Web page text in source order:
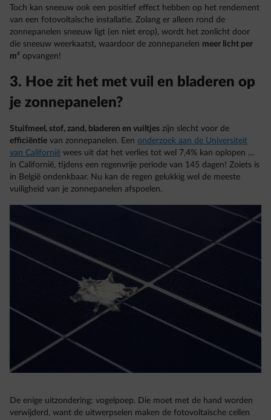
Toch kan sneeuw ook een positief effect hebben op het rendement
van een fotovoltaïsche installatie. Zolang er alleen rond de
zonnepanelen sneeuw ligt (en niet erop), wordt het zonlicht door
die sneeuw weerkaatst, waardoor de zonnepanelen meer licht per
m² opvangen!
3. Hoe zit het met vuil en bladeren op
je zonnepanelen?
Stuifmeel, stof, zand, bladeren en vuiltjes zijn slecht voor de
efficiëntie van zonnepanelen. Een onderzoek aan de Universiteit
van Californië wees uit dat het verlies tot wel 7,4% kan oplopen …
in Californië, tijdens een regenvrije periode van 145 dagen! Zoiets is
in België ondenkbaar. Nu kan de regen gelukkig wel de meeste
vuiligheid van je zonnepanelen afspoelen.
De enige uitzondering: vogelpoep. Die moet met de hand worden
verwijderd, want de uitwerpselen maken de fotovoltaïsche cellen